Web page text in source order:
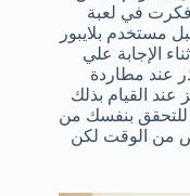
فكرت في لعبة
مستخدم بلايبور
الإجابة علي
عند مطاردة
عند القيام بذلك
للتحقق بنفسك من
من الوقت لكن